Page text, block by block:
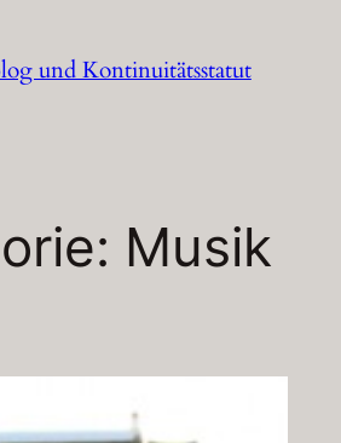
und Kontinuitätsstatut
Musik